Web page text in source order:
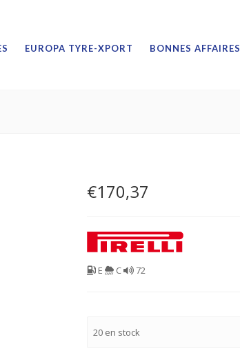
EUROPA TYRE-XPORT BONNES AFFAIRES
€170,37
E C 72
20 en stock